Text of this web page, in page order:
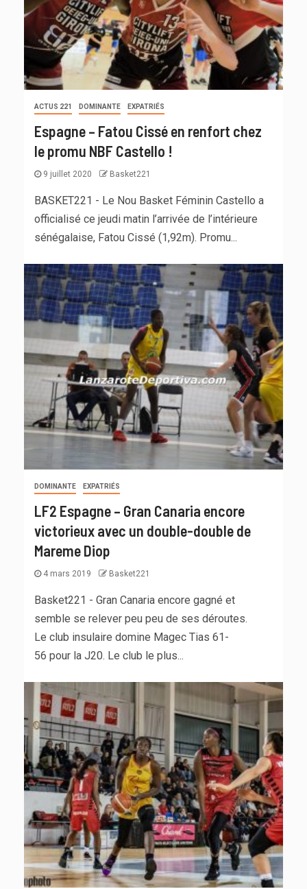
ACTUS 221 DOMINANTE EXPATRIÉS
Espagne – Fatou Cissé en renfort chez
le promu NBF Castello !
9 juillet 2020 Basket221
BASKET221 - Le Nou Basket Féminin Castello a
officialisé ce jeudi matin l’arrivée de l’intérieure
sénégalaise, Fatou Cissé (1,92m). Promu...
DOMINANTE EXPATRIÉS
LF2 Espagne – Gran Canaria encore
victorieux avec un double-double de
Mareme Diop
4 mars 2019 Basket221
Basket221 - Gran Canaria encore gagné et
semble se relever peu peu de ses déroutes.
Le club insulaire domine Magec Tias 61-
56 pour la J20. Le club le plus...